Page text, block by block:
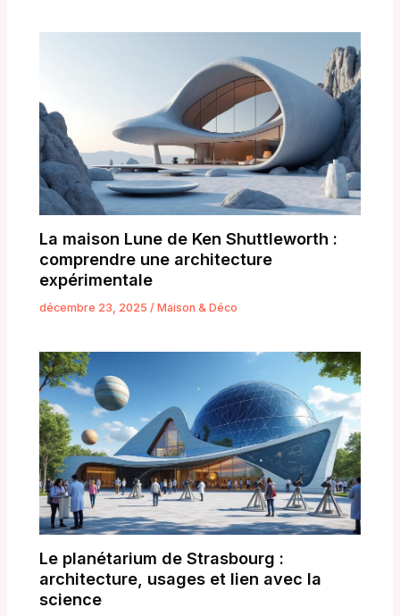
La maison Lune de Ken Shuttleworth :
comprendre une architecture
expérimentale
décembre 23, 2025 /Maison & Déco
Le planétarium de Strasbourg :
architecture, usages et lien avec la
science